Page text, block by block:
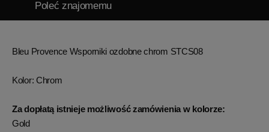
Poleć znajomemu
Bleu Provence Wsporniki ozdobne chrom STCS08
Kolor: Chrom
Za dopłatą istnieje możliwość zamówienia w kolorze:
Gold